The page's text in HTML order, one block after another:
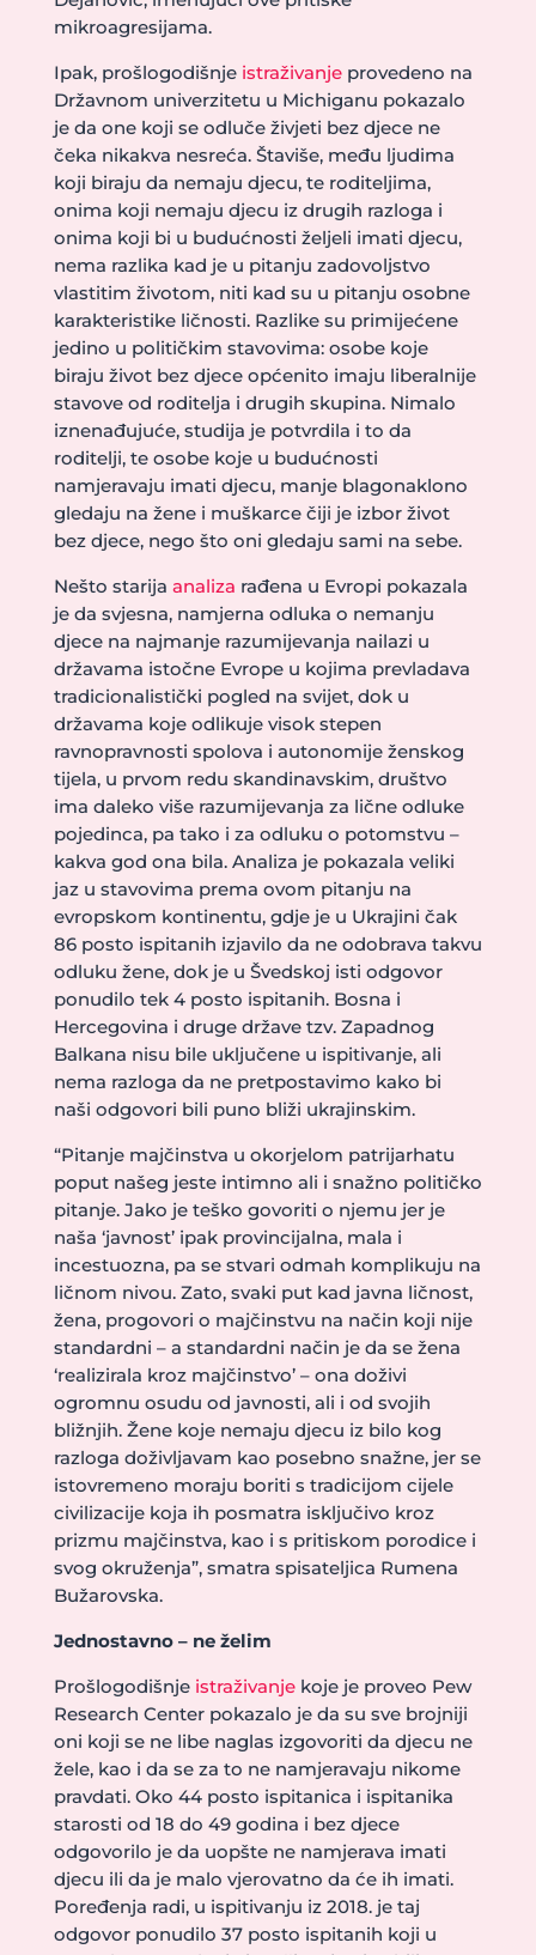
mikroagresijama.
Ipak, prošlogodišnje istraživanjeprovedeno na
Državnom univerzitetu u Michiganu pokazalo
je da one koji se odluče živjeti bez djece ne
čeka nikakva nesreća. Štaviše, među ljudima
koji biraju da nemaju djecu, te roditeljima,
onima koji nemaju djecu iz drugih razloga i
onima koji bi u budućnosti željeli imati djecu,
nema razlika kad je u pitanju zadovoljstvo
vlastitim životom, niti kad su u pitanju osobne
karakteristike ličnosti. Razlike su primijećene
jedino u političkim stavovima: osobe koje
biraju život bez djece općenito imaju liberalnije
stavove od roditelja i drugih skupina. Nimalo
iznenađujuće, studija je potvrdila i to da
roditelji, te osobe koje u budućnosti
namjeravaju imati djecu, manje blagonaklono
gledaju na žene i muškarce čiji je izbor život
bez djece, nego što oni gledaju sami na sebe.
Nešto starija analiza rađena u Evropi pokazala
je da svjesna, namjerna odluka o nemanju
djece na najmanje razumijevanja nailazi u
državama istočne Evrope u kojima prevladava
tradicionalistički pogled na svijet, dok u
državama koje odlikuje visok stepen
ravnopravnosti spolova i autonomije ženskog
tijela, u prvom redu skandinavskim, društvo
ima daleko više razumijevanja za lične odluke
pojedinca, pa tako i za odluku o potomstvu –
kakva god ona bila. Analiza je pokazala veliki
jaz u stavovima prema ovom pitanju na
evropskom kontinentu, gdje je u Ukrajini čak
86 posto ispitanih izjavilo da ne odobrava takvu
odluku žene, dok je u Švedskoj isti odgovor
ponudilo tek 4 posto ispitanih. Bosna i
Hercegovina i druge države tzv. Zapadnog
Balkana nisu bile uključene u ispitivanje, ali
nema razloga da ne pretpostavimo kako bi
naši odgovori bili puno bliži ukrajinskim.
“Pitanje majčinstva u okorjelom patrijarhatu
poput našeg jeste intimno ali i snažno političko
pitanje. Jako je teško govoriti o njemu jer je
naša ‘javnost’ ipak provincijalna, mala i
incestuozna, pa se stvari odmah komplikuju na
ličnom nivou. Zato, svaki put kad javna ličnost,
žena, progovori o majčinstvu na način koji nije
standardni – a standardni način je da se žena
‘realizirala kroz majčinstvo’ – ona doživi
ogromnu osudu od javnosti, ali i od svojih
bližnjih. Žene koje nemaju djecu iz bilo kog
razloga doživljavam kao posebno snažne, jer se
istovremeno moraju boriti s tradicijom cijele
civilizacije koja ih posmatra isključivo kroz
prizmu majčinstva, kao i s pritiskom porodice i
svog okruženja”, smatra spisateljica Rumena
Bužarovska.
Jednostavno – ne želim
Prošlogodišnje istraživanjekoje je proveo Pew
Research Center pokazalo je da su sve brojniji
oni koji se ne libe naglas izgovoriti da djecu ne
žele, kao i da se za to ne namjeravaju nikome
pravdati. Oko 44 posto ispitanica i ispitanika
starosti od 18 do 49 godina i bez djece
odgovorilo je da uopšte ne namjerava imati
djecu ili da je malo vjerovatno da će ih imati.
Poređenja radi, u ispitivanju iz 2018. je taj
odgovor ponudilo 37 posto ispitanih koji u